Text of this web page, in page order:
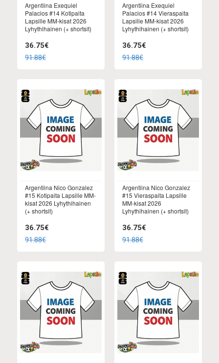
Argentiina Exequiel
Palacios #14 Kotipaita
Lapsille MM-kisat 2026
Lyhythihainen (+ shortsit)
36.75€
91.88€
Argentiina Exequiel
Palacios #14 Vieraspaita
Lapsille MM-kisat 2026
Lyhythihainen (+ shortsit)
36.75€
91.88€
Argentiina Nico Gonzalez
#15 Kotipaita Lapsille MM-
kisat 2026 Lyhythihainen
(+ shortsit)
36.75€
91.88€
Argentiina Nico Gonzalez
#15 Vieraspaita Lapsille
MM-kisat 2026
Lyhythihainen (+ shortsit)
36.75€
91.88€